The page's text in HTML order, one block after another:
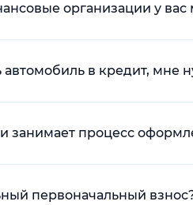
организации у
в кредит, мне
занимает процесс
первоначальный